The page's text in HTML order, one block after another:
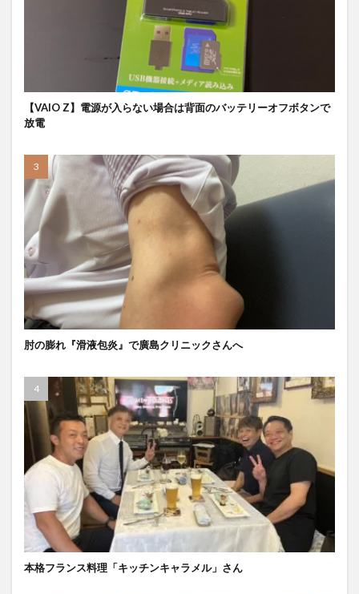
【VAIO Z】電源が入らない場合は背面のバッテリーオフボタンで
放電
肘の膨れ『滑液包炎』で廣島クリニックさんへ
本格フランス料理「キッチンキャラメル」さん